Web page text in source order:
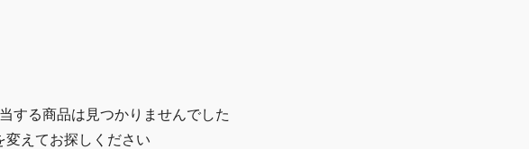
する商品は見つかりませんでした
変えてお探しください